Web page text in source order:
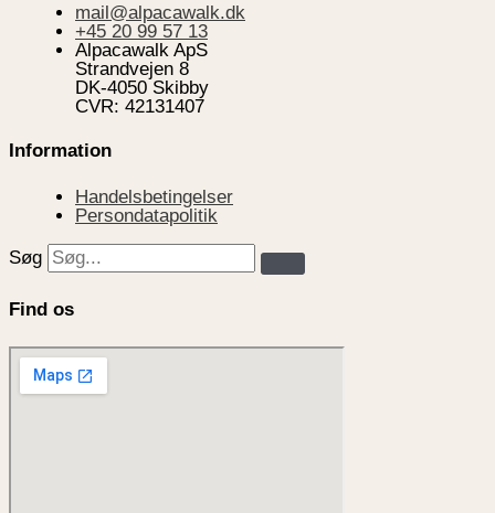
mail@alpacawalk.dk
+45 20 99 57 13
Alpacawalk ApS
Strandvejen 8
DK-4050 Skibby
CVR: 42131407
Information
Handelsbetingelser
Persondatapolitik
Søg
Find os